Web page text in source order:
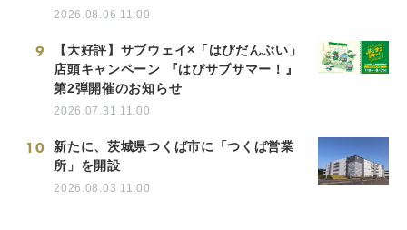
2026.08.06 11:00
9
【大好評】サブウェイ×「はぴだんぶい」
店頭キャンペーン 『はぴサブサマー！』
第2弾開催のお知らせ
2026.07.31 11:00
10
新たに、茨城県つくば市に「つくば営業
所」を開設
2026.08.03 11:00